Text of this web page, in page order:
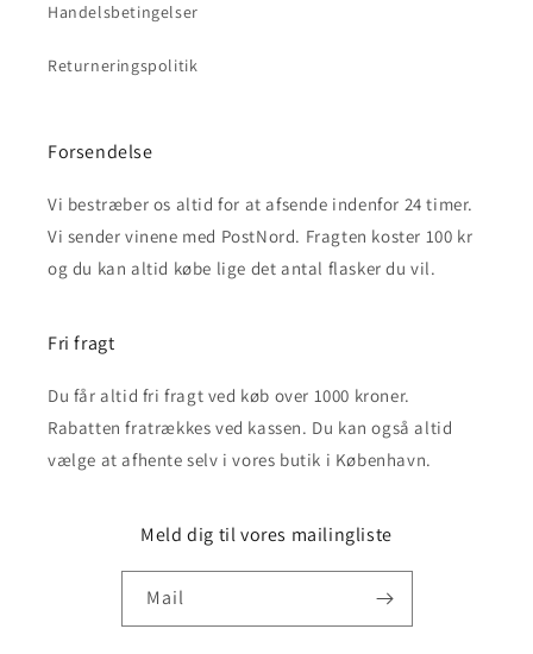
Handelsbetingelser
Returneringspolitik
Forsendelse
Vi bestræber os altid for at afsende indenfor 24 timer.
Vi sender vinene med PostNord. Fragten koster 100 kr
og du kan altid købe lige det antal flasker du vil.
Fri fragt
Du får altid fri fragt ved køb over 1000 kroner.
Rabatten fratrækkes ved kassen. Du kan også altid
vælge at afhente selv i vores butik i København.
Meld dig til vores mailingliste
Mail